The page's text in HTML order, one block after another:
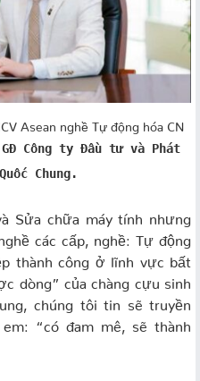
Asean nghề Tự động hóa CN
GĐ Công ty Đầu tư và Phát
Chung.
Sửa chữa máy tính nhưng
các cấp, nghề: Tự động
thành công ở lĩnh vực bất
dòng” của chàng cựu sinh
chúng tôi tin sẽ truyền
“có đam mê, sẽ thành